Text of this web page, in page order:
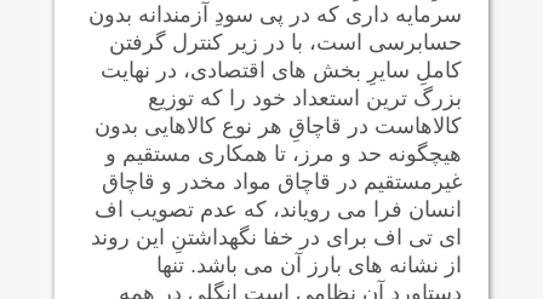
سرمایه داری که در پی سودِ آزمندانه بدون
حسابرسی است، با در زیر کنترل گرفتن
کاملِ سایرِ بخش های اقتصادی، در نهایت
بزرگ ترین استعداد خود را که توزیع
کالاهاست در قاچاقِ هر نوع کالاهایی بدون
هیچگونه حد و مرز، تا همکاری مستقیم و
غیرمستقیم در قاچاق مواد مخدر و قاچاق
انسان فرا می رویاند، که عدم تصویب اف
ای تی اف برای در خفا نگهداشتنِ این روند
از نشانه های بارز آن می باشد. تنها
دستاورد آن نظامی است انگلی در همه